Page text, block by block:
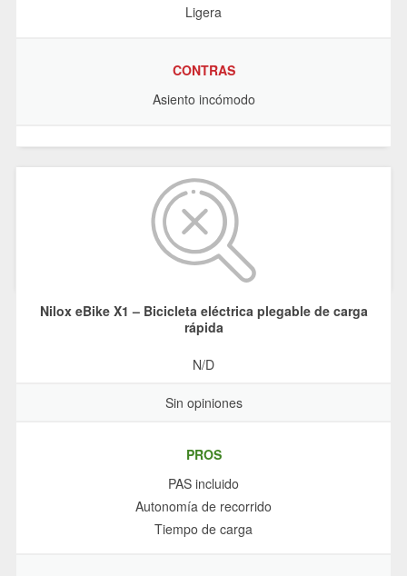
Ligera
CONTRAS
Asiento incómodo
Nilox eBike X1 – Bicicleta eléctrica plegable de carga
rápida
N/D
Sin opiniones
PROS
PAS incluido
Autonomía de recorrido
Tiempo de carga